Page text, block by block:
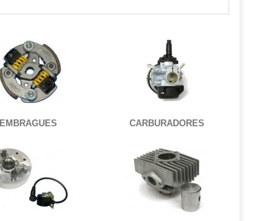
EMBRAGUES CARBURADORES